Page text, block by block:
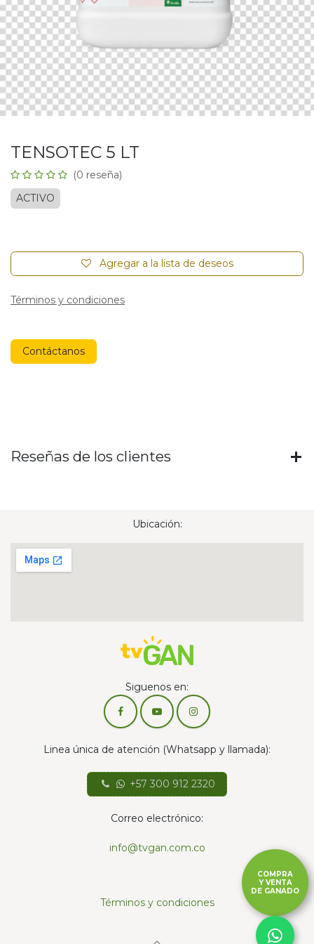
TENSOTEC 5 LT
(0 reseña)
ACTIVO
Agregar a la lista de deseos
Términos y condiciones
Contáctanos
Reseñas de los clientes
Ubicación:
Siguenos en:
Linea única de atención (Whatsapp y llamada):
+57 300 912 2320
Correo electrónico:
info@tvgan.com.co
Términos y condiciones
COMPRA
Y VENTA
DE GANADO